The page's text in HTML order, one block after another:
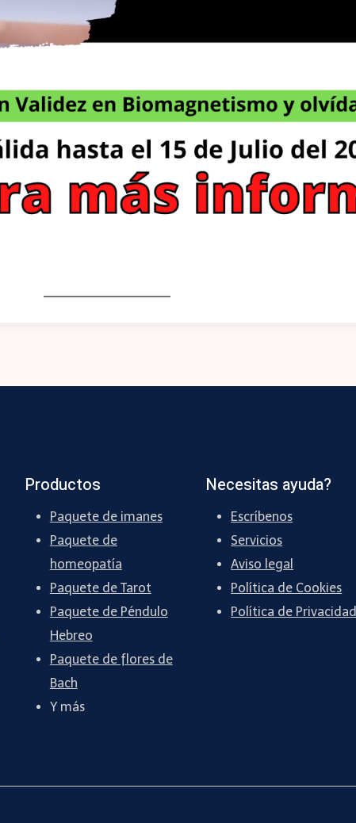
Productos
Paquete de imanes
Paquete de
homeopatía
Paquete de Tarot
Paquete de Péndulo
Hebreo
Paquete de flores de
Bach
Y más
Necesitas ayuda?
Escríbenos
Servicios
Aviso legal
Política de Cookies
Política de Privacidad